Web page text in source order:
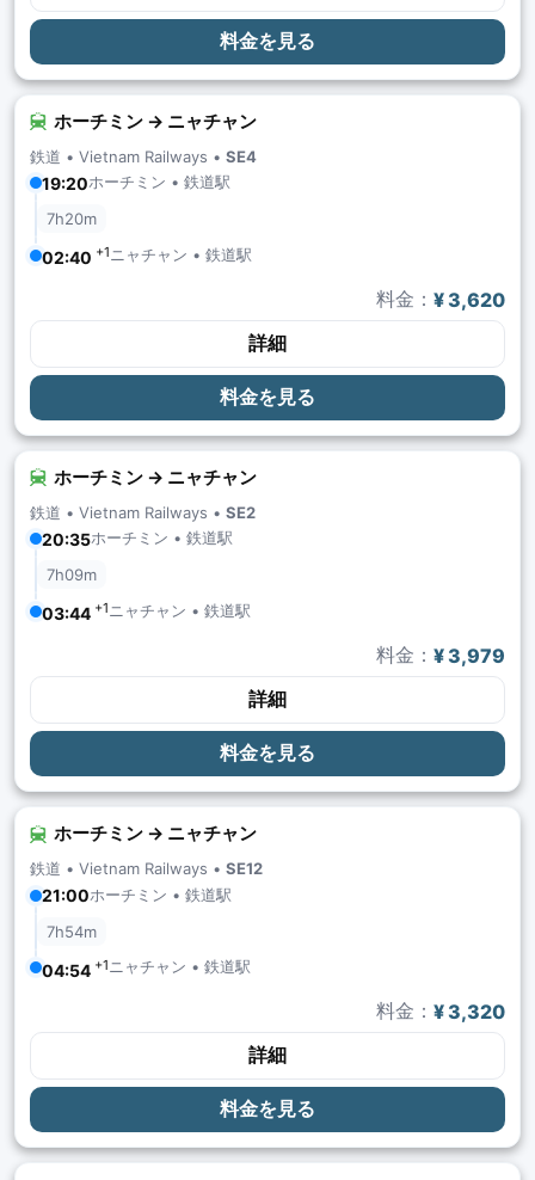
料金を見る
ホーチミン → ニャチャン
鉄道 • Vietnam Railways • SE4
19:20ホーチミン • 鉄道駅
7h20m
02:40 +1 ニャチャン • 鉄道駅
料金： ¥ 3,620
詳細
料金を見る
ホーチミン → ニャチャン
鉄道 • Vietnam Railways • SE2
20:35ホーチミン • 鉄道駅
7h09m
03:44 +1ニャチャン • 鉄道駅
料金： ¥ 3,979
詳細
料金を見る
ホーチミン → ニャチャン
鉄道 • Vietnam Railways • SE12
21:00ホーチミン • 鉄道駅
7h54m
04:54 +1ニャチャン • 鉄道駅
料金： ¥ 3,320
詳細
料金を見る